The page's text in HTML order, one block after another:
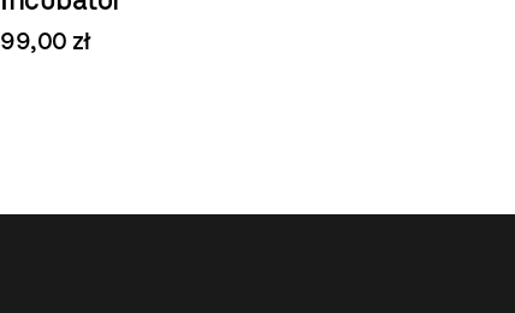
99,00 zł